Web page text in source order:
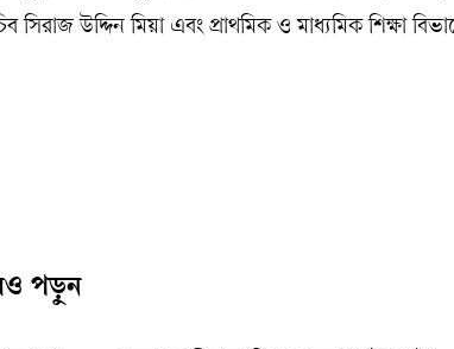
সিরাজ উদ্দিন মিয়া এবং প্রাথমিক ও মাধ্যমিক শিক্ষা
পড়ুন